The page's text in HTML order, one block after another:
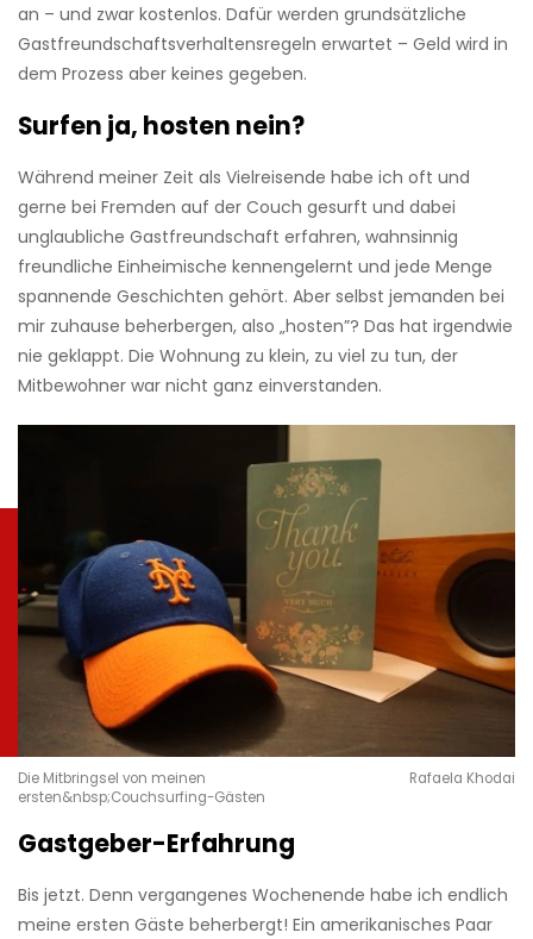
an – und zwar kostenlos. Dafür werden grundsätzliche
Gastfreundschaftsverhaltensregeln erwartet – Geld wird in
dem Prozess aber keines gegeben.
Surfen ja, hosten nein?
Während meiner Zeit als Vielreisende habe ich oft und
gerne bei Fremden auf der Couch gesurft und dabei
unglaubliche Gastfreundschaft erfahren, wahnsinnig
freundliche Einheimische kennengelernt und jede Menge
spannende Geschichten gehört. Aber selbst jemanden bei
mir zuhause beherbergen, also „hosten”? Das hat irgendwie
nie geklappt. Die Wohnung zu klein, zu viel zu tun, der
Mitbewohner war nicht ganz einverstanden.
Die Mitbringsel von meinen
ersten&nbsp;Couchsurfing-Gästen
Rafaela Khodai
Gastgeber-Erfahrung
Bis jetzt. Denn vergangenes Wochenende habe ich endlich
meine ersten Gäste beherbergt! Ein amerikanisches Paar